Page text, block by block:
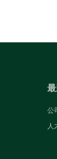
公
人